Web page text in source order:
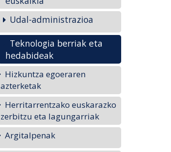
Udal-administrazioa
Teknologia berriak eta
hedabideak
Hizkuntza egoeraren
azterketak
Herritarrentzako euskarazko
zerbitzu eta lagungarriak
Argitalpenak